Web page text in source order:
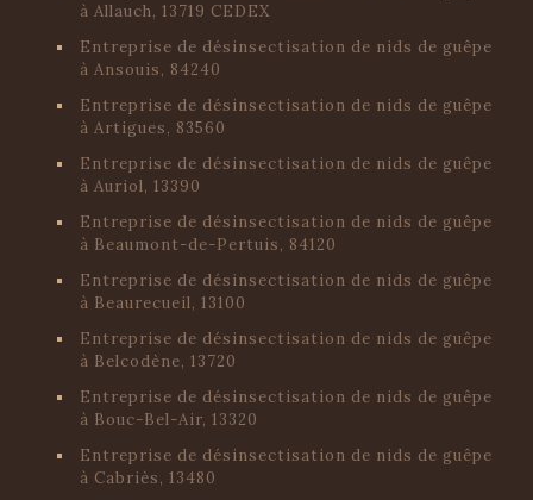
à Allauch, 13719 CEDEX
Entreprise de désinsectisation de nids de guêpe
à Ansouis, 84240
Entreprise de désinsectisation de nids de guêpe
à Artigues, 83560
Entreprise de désinsectisation de nids de guêpe
à Auriol, 13390
Entreprise de désinsectisation de nids de guêpe
à Beaumont-de-Pertuis, 84120
Entreprise de désinsectisation de nids de guêpe
à Beaurecueil, 13100
Entreprise de désinsectisation de nids de guêpe
à Belcodène, 13720
Entreprise de désinsectisation de nids de guêpe
à Bouc-Bel-Air, 13320
Entreprise de désinsectisation de nids de guêpe
à Cabriès, 13480